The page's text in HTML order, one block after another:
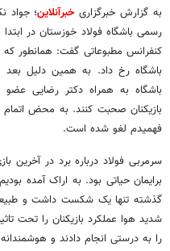
به گزارش خبرگزاریخبرآنلاین؛ جواد
رسمی باشگاه فولاد خوزستان در
کنفرانس مطبوعاتی گفت: همانطور که
باشگاه رخ داد. به همین دلیل
باشگاه به همراه دکتر رضایی
بازیکنان صحبت کنند. به محض
فهمیدم لغو شده است.
سرمربی فولاد درباره برد در آخرین
گذشته تنها یک شکست داشت و
شدید هوا عملکرد بازیکنان را تحت
را به درستی انجام دادند و